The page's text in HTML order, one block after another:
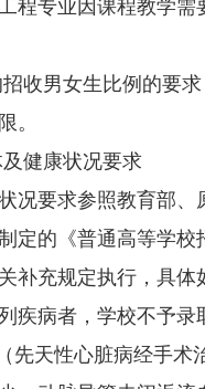
程专业因课程教学需
收男女生比例的要求
。
健康状况要求
况要求参照教育部、
定的《普通高等学校
补充规定执行，具体
疾病者，学校不予录
先天性心脏病经手术